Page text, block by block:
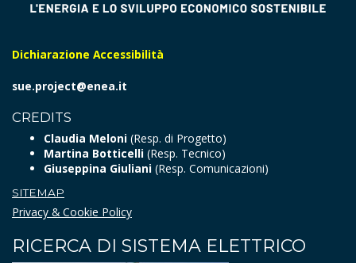
Dichiarazione Accessibilità
sue.project@enea.it
CREDITS
Claudia Meloni (Resp. di Progetto)
Martina Botticelli (Resp. Tecnico)
Giuseppina Giuliani (Resp. Comunicazioni)
SITEMAP
Privacy & Cookie Policy
RICERCA DI SISTEMA ELETTRICO